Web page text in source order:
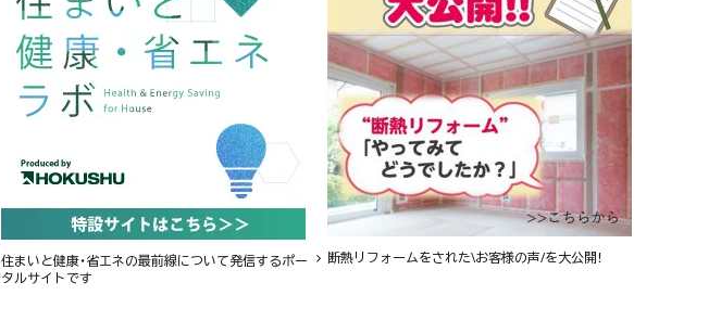
住まいと健康・省エネの最前線について発信するポー
タルサイトです
断熱リフォームをされた\お客様の声/を大公開！